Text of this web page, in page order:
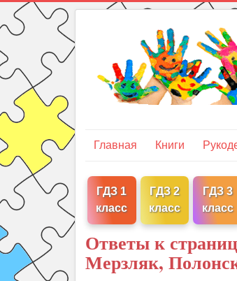
Главная Книги
ГДЗ 1
класс
ГДЗ 2
класс
ГДЗ 3
класс
Ответы к
Мерзляк,